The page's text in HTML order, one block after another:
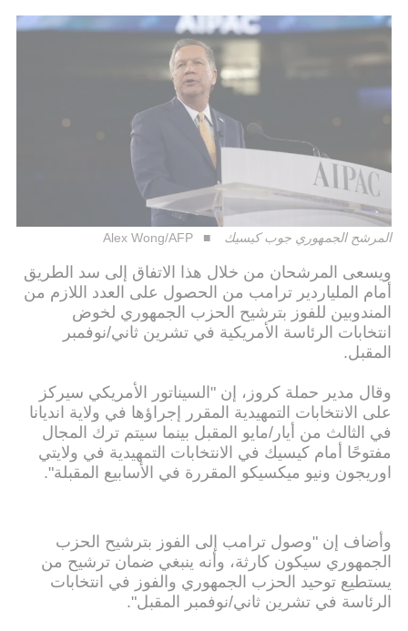
المرشح الجمهوري جوب كيسيك Alex Wong/AFP
ويسعى المرشحان من خلال هذا الاتفاق إلى سد الطريق
أمام الملياردير ترامب من الحصول على العدد اللازم من
المندوبين للفوز بترشيح الحزب الجمهوري لخوض
انتخابات الرئاسة الأمريكية في تشرين ثاني/نوفمبر
المقبل.
وقال مدير حملة كروز، إن "السيناتور الأمريكي سيركز
على الانتخابات التمهيدية المقرر إجراؤها في ولاية انديانا
في الثالث من أيار/مايو المقبل بينما سيتم ترك المجال
مفتوحًا أمام كيسيك في الانتخابات التمهيدية في ولايتي
اوريجون ونيو ميكسيكو المقررة في الأسابيع المقبلة".
وأضاف إن "وصول ترامب إلى الفوز بترشيح الحزب
الجمهوري سيكون كارثة، وأنه ينبغي ضمان ترشيح من
يستطيع توحيد الحزب الجمهوري والفوز في انتخابات
الرئاسة في تشرين ثاني/نوفمبر المقبل".